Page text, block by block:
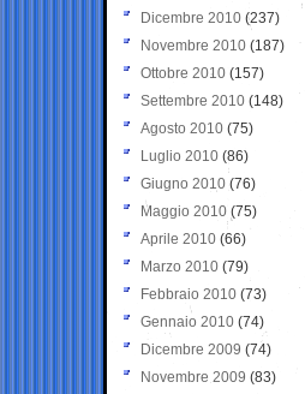
Dicembre 2010 (237)
Novembre 2010 (187)
Ottobre 2010 (157)
Settembre 2010 (148)
Agosto 2010 (75)
Luglio 2010 (86)
Giugno 2010 (76)
Maggio 2010 (75)
Aprile 2010 (66)
Marzo 2010 (79)
Febbraio 2010 (73)
Gennaio 2010 (74)
Dicembre 2009 (74)
Novembre 2009 (83)